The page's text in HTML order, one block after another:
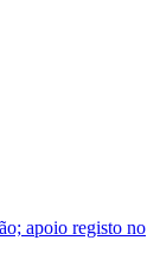
apoio registo no